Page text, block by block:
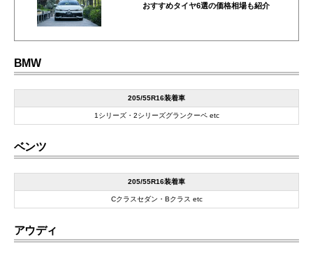
おすすめタイヤ6選の価格相場も紹介
BMW
205/55R16装着車
1シリーズ・2シリーズグランクーペ etc
ベンツ
205/55R16装着車
Cクラスセダン・Bクラス etc
アウディ